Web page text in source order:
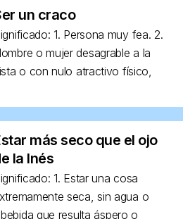
un craco
1. Persona muy fea. 2.
o mujer desagrable a la
o con nulo atractivo físico,
más seco que el ojo
la Inés
1. Estar una cosa
seca, sin agua o
que resulta áspero o